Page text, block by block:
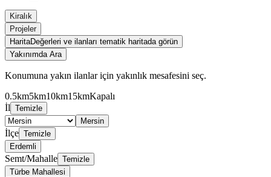
Kiralık
Projeler
HaritaDeğerleri ve ilanları tematik haritada görün
Yakınımda Ara
Konumuna yakın ilanlar için yakınlık mesafesini seç.
0.5km5km10km15kmKapalı
İl Temizle
Mersin
İlçe Temizle
Erdemli
Semt/Mahalle Temizle
Türbe Mahallesi